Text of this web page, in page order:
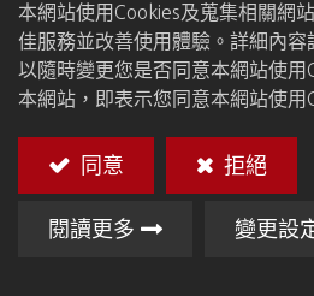
溫度效應：溫度的變化可
能，尤其是對於高溫環境
器。高溫可能導致電介質
漏電流：漏電流是一種可
的現象。這種現象可能是
造缺陷引起的，或者是因
當，例如過高的工作電壓
本網站使用Cookies及蒐集相關網
佳服務並改善使用體驗。詳細內
以隨時變更您是否同意本網站使用
本網站，即表示您同意本網站使用
同意 拒絕
閱讀更多 變更設